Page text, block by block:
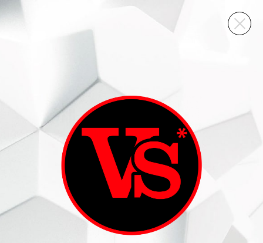
ВИННЫЙ СКЛАД